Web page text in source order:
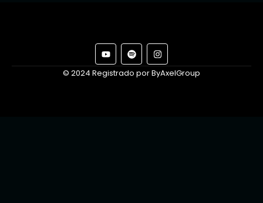
© 2024 Registrado por ByAxelGroup